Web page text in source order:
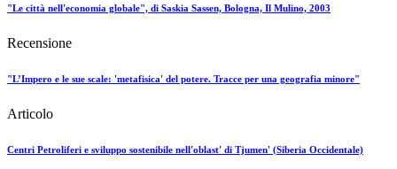
"Le città nell'economia globale", di Saskia Sassen, Bologna, Il Mulino, 2003
Recensione
"L’Impero e le sue scale: 'metafisica' del potere. Tracce per una geografia minore"
Articolo
Centri Petroliferi e sviluppo sostenibile nell'oblast' di Tjumen' (Siberia Occidentale)